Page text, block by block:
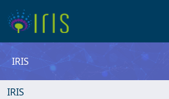
IRIS
IRIS